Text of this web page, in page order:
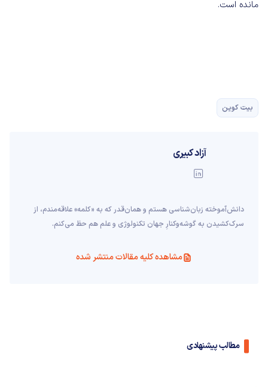
مانده است.
بیت کوین
آزاد کبیری
دانش‌آموخته‌ زبان‌شناسی‌ هستم و همان‌قدر که به «کلمه» علاقه‌مندم، از
سرک‌کشیدن به گوشه‌وکنارِ جهان تکنولوژی و علم هم حظ می‌کنم.
مشاهده کلیه مقالات منتشر شده
مطالب پیشنهادی